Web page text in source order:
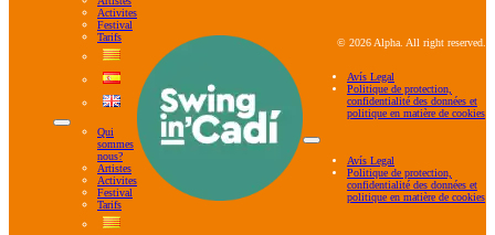
Activites
Festival
Tarifs
Qui
sommes
nous?
Artistes
Activites
Festival
Tarifs
© 2026 Alpha. All right reserved.
Avís Legal
Politique de protection,
confidentialité des données et
politique en matière de cookies
Avís Legal
Politique de protection,
confidentialité des données et
politique en matière de cookies